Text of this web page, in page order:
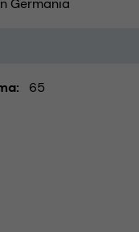
Germania
65